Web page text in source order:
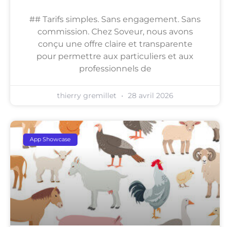
## Tarifs simples. Sans engagement. Sans
commission. Chez Soveur, nous avons
conçu une offre claire et transparente
pour permettre aux particuliers et aux
professionnels de
thierry gremillet 28 avril 2026
App Showcase